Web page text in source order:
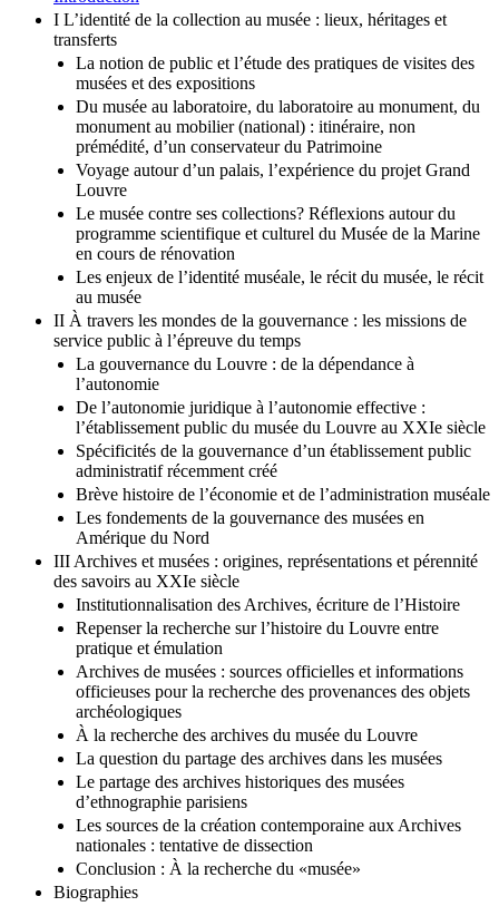
I L’identité de la collection au musée : lieux, héritages et
transferts
La notion de public et l’étude des pratiques de visites des
musées et des expositions
Du musée au laboratoire, du laboratoire au monument, du
monument au mobilier (national) : itinéraire, non
prémédité, d’un conservateur du Patrimoine
Voyage autour d’un palais, l’expérience du projet Grand
Louvre
Le musée contre ses collections? Réflexions autour du
programme scientifique et culturel du Musée de la Marine
en cours de rénovation
Les enjeux de l’identité muséale, le récit du musée, le récit
au musée
II À travers les mondes de la gouvernance : les missions de
service public à l’épreuve du temps
La gouvernance du Louvre : de la dépendance à
l’autonomie
De l’autonomie juridique à l’autonomie effective :
l’établissement public du musée du Louvre au XXIe siècle
Spécificités de la gouvernance d’un établissement public
administratif récemment créé
Brève histoire de l’économie et de l’administration muséale
Les fondements de la gouvernance des musées en
Amérique du Nord
III Archives et musées : origines, représentations et pérennité
des savoirs au XXIe siècle
Institutionnalisation des Archives, écriture de l’Histoire
Repenser la recherche sur l’histoire du Louvre entre
pratique et émulation
Archives de musées : sources officielles et informations
officieuses pour la recherche des provenances des objets
archéologiques
À la recherche des archives du musée du Louvre
La question du partage des archives dans les musées
Le partage des archives historiques des musées
d’ethnographie parisiens
Les sources de la création contemporaine aux Archives
nationales : tentative de dissection
Conclusion : À la recherche du «musée»
Biographies